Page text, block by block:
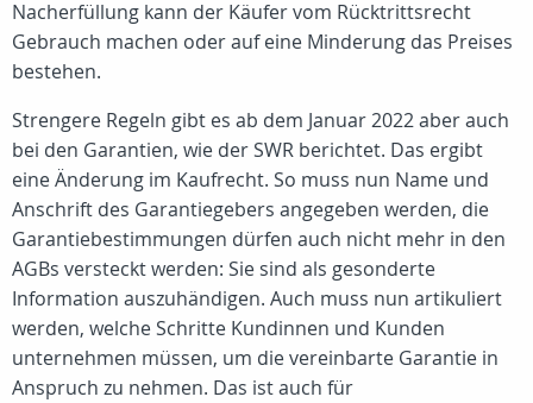
Nacherfüllung kann der Käufer vom Rücktrittsrecht
Gebrauch machen oder auf eine Minderung das Preises
bestehen.
Strengere Regeln gibt es ab dem Januar 2022 aber auch
bei den Garantien, wie der SWR berichtet. Das ergibt
eine Änderung im Kaufrecht. So muss nun Name und
Anschrift des Garantiegebers angegeben werden, die
Garantiebestimmungen dürfen auch nicht mehr in den
AGBs versteckt werden: Sie sind als gesonderte
Information auszuhändigen. Auch muss nun artikuliert
werden, welche Schritte Kundinnen und Kunden
unternehmen müssen, um die vereinbarte Garantie in
Anspruch zu nehmen. Das ist auch für